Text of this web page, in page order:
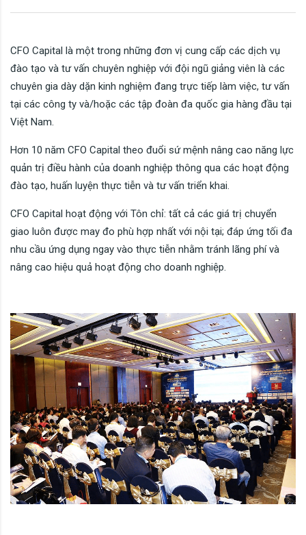
CFO Capital là một trong những đơn vị cung cấp các dịch vụ
đào tạo và tư vấn chuyên nghiệp với đội ngũ giảng viên là các
chuyên gia dày dặn kinh nghiệm đang trực tiếp làm việc, tư vấn
tại các công ty và/hoặc các tập đoàn đa quốc gia hàng đầu tại
Việt Nam.
Hơn 10 năm CFO Capital theo đuổi sứ mệnh nâng cao năng lực
quản trị điều hành của doanh nghiệp thông qua các hoạt động
đào tạo, huấn luyện thực tiễn và tư vấn triển khai.
CFO Capital hoạt động với Tôn chỉ: tất cả các giá trị chuyển
giao luôn được may đo phù hợp nhất với nội tại; đáp ứng tối đa
nhu cầu ứng dụng ngay vào thực tiễn nhằm tránh lãng phí và
nâng cao hiệu quả hoạt động cho doanh nghiệp.